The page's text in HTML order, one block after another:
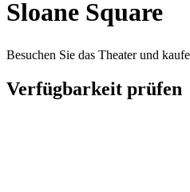
Sloane Square
Besuchen Sie das Theater und
Verfügbarkeit prüfen